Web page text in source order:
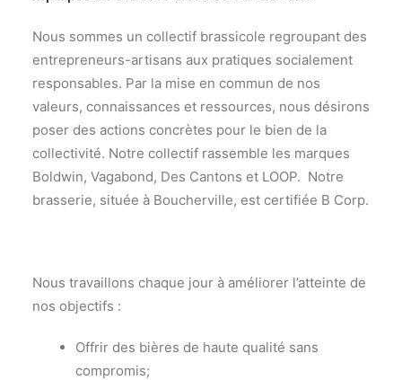
Nous sommes un collectif brassicole regroupant des
entrepreneurs-artisans aux pratiques socialement
responsables. Par la mise en commun de nos
valeurs, connaissances et ressources, nous désirons
poser des actions concrètes pour le bien de la
collectivité. Notre collectif rassemble les marques
Boldwin, Vagabond, Des Cantons et LOOP. Notre
brasserie, située à Boucherville, est certifiée B Corp.
Nous travaillons chaque jour à améliorer l’atteinte de
nos objectifs :
Offrir des bières de haute qualité sans
compromis;